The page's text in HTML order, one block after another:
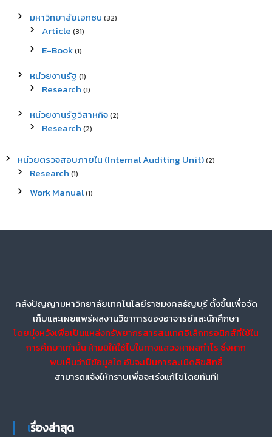
มหาวิทยาลัยเอกชน (32)
Article (31)
E-Book(1)
หน่วยงานรัฐ (1)
Research (1)
หน่วยงานรัฐวิสาหกิจ(2)
Research (2)
หน่วยตรวจสอบภายใน (Internal Auditing Unit)(2)
Research (1)
Work Manual(1)
คลังปัญญามหาวิทยาลัยเทคโนโลยีราชมงคลธัญบุรี ตั้งขึ้นเพื่อจัด
เก็บและเผยแพร่ผลงานวิชาการของอาจารย์และนักศึกษา
โดยมุ่งหวังเพื่อเป็นแหล่งทรัพยากรสารสนเทศอิเล็กทรอนิกส์ที่ใช้ใน
การศึกษาเท่านั้น ห้ามมิให้ใช้ไปในทางแสวงหาผลกำไร ซึ่งหาก
พบเห็นว่ามีข้อมูลใด อันจะเป็นการละเมิดลิขสิทธิ์
สามารถแจ้งให้ทราบเพื่อจะเร่งแก้ไขโดยทันที!
เรื่องล่าสุด